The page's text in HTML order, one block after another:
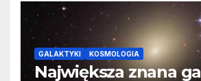
GALAKTYKI KOSMOLOGIA
Największa znana